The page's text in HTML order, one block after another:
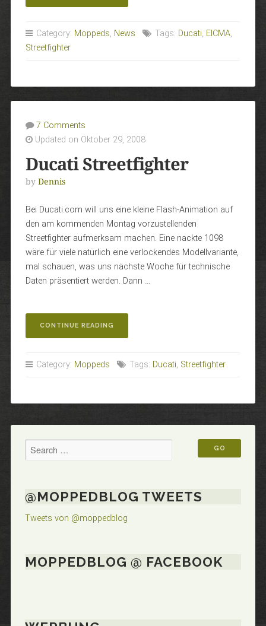
STREETFIGHTER
IN
Category: Moppeds, News Tags: Ducati, EICMA,
Streetfighter
7 Comments
Updated on Oktober 29, 2008
Ducati Streetfighter
by Dennis
Bei Ducati.com will uns eine kleine Flash-Animation auf
den am kommenden Montag vorzustellenden
Streetfighter aufmerksam machen. Eine nackte 1098
wäre für viele natürlich eine verlockendes Modellvariante,
mal schauen, was uns nächste Woche für technische
Daten präsentiert werden. Dann …
CONTINUE READING
STREETFIGHTER“
Category: Moppeds Tags: Ducati, Streetfighter
@MOPPEDBLOG TWEETS
Tweets von @moppedblog
MOPPEDBLOG @ FACEBOOK